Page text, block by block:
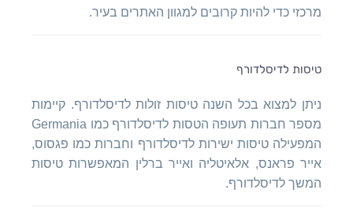
מרכזי כדי להיות קרובים למגוון האתרים בעיר.
טיסות לדיסלדורף
ניתן למצוא בכל השנה טיסות זולות לדיסלדורף. קיימות
מספר חברות תעופה הטסות לדיסלדורף כמו Germania
המפעילה טיסות ישירות לדיסלדורף וחברות כמו פגסוס,
אייר פראנס, אלאיטליה ואייר ברלין המאפשרות טיסות
המשך לדיסלדורף.